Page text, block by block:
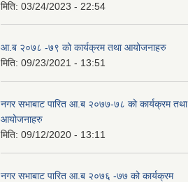
मिति: 03/24/2023 - 22:54
आ.ब २०७८ -७९ को कार्यक्रम तथा आयोजनाहरु
मिति: 09/23/2021 - 13:51
नगर सभाबाट पारित आ.ब २०७७-७८ को कार्यक्रम तथा
आयोजनाहरु
मिति: 09/12/2020 - 13:11
नगर सभाबाट पारित आ.ब २०७६ -७७ को कार्यक्रम